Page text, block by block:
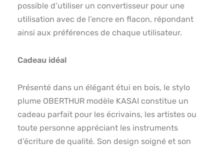
possible d’utiliser un convertisseur pour une
utilisation avec de l’encre en flacon, répondant
ainsi aux préférences de chaque utilisateur.
Cadeau idéal
Présenté dans un élégant étui en bois, le stylo
plume OBERTHUR modèle KASAI constitue un
cadeau parfait pour les écrivains, les artistes ou
toute personne appréciant les instruments
d’écriture de qualité. Son design soigné et son